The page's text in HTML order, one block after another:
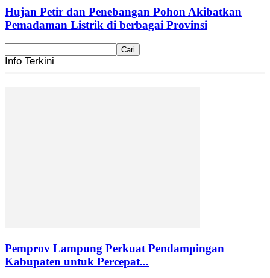
Hujan Petir dan Penebangan Pohon Akibatkan
Pemadaman Listrik di berbagai Provinsi
Info Terkini
Pemprov Lampung Perkuat Pendampingan
Kabupaten untuk Percepat...